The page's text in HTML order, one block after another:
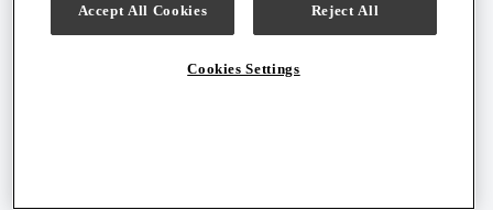
Accept All Cookies Reject All
Cookies Settings